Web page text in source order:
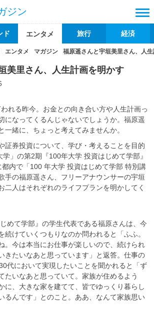
ジン
ド エンタメ 旅行 経済
エンタメ マガジン 福原遥さんと宇垣美里さん、人
美里さん、人生計画を明かす
れる昨今。お金との向き合い方や人生計画っ
になってくるんじゃないでしょうか。福原遥
一緒に、ちょっと考えてみませんか。
証券投資について、学び・考えることを目的
」の第2期『100年大学 投資はじめて学部』
内で「100 年大学 投資はじめて学部 特別講
手の福原遥さん、フリーアナウンサーの宇垣
二人はそれぞれのライフプランを明かしてく
めて学部』の学生代表である福原さんは、今
続けていくつもりなのか問われると「ふふ。
。今は本当にお仕事が楽しいので、続けられ
きたいなあと思っています」と返答。仕事の
代において実現したいことを聞かれると「ず
たいなあと思っていて。家族が住めるよう
に、大きな家を建てて、皆でゆっくり暮らし
るんです」とのこと。ああ、なんて家族思い